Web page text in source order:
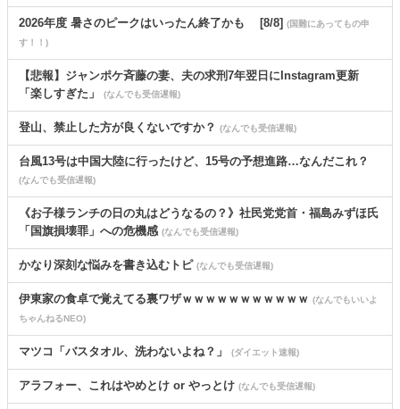
2026年度 暑さのピークはいったん終了かも [8/8] (国難にあってもの申
す！！)
【悲報】ジャンポケ斉藤の妻、夫の求刑7年翌日にInstagram更新
「楽しすぎた」
(なんでも受信遅報)
登山、禁止した方が良くないですか？ (なんでも受信遅報)
台風13号は中国大陸に行ったけど、15号の予想進路…なんだこれ？
(なんでも受信遅報)
《お子様ランチの日の丸はどうなるの？》社民党党首・福島みずほ氏
「国旗損壊罪」への危機感 (なんでも受信遅報)
かなり深刻な悩みを書き込むトピ (なんでも受信遅報)
伊東家の食卓で覚えてる裏ワザｗｗｗｗｗｗｗｗｗｗｗ (なんでもいいよ
ちゃんねるNEO)
マツコ「バスタオル、洗わないよね？」 (ダイエット速報)
アラフォー、これはやめとけ or やっとけ (なんでも受信遅報)